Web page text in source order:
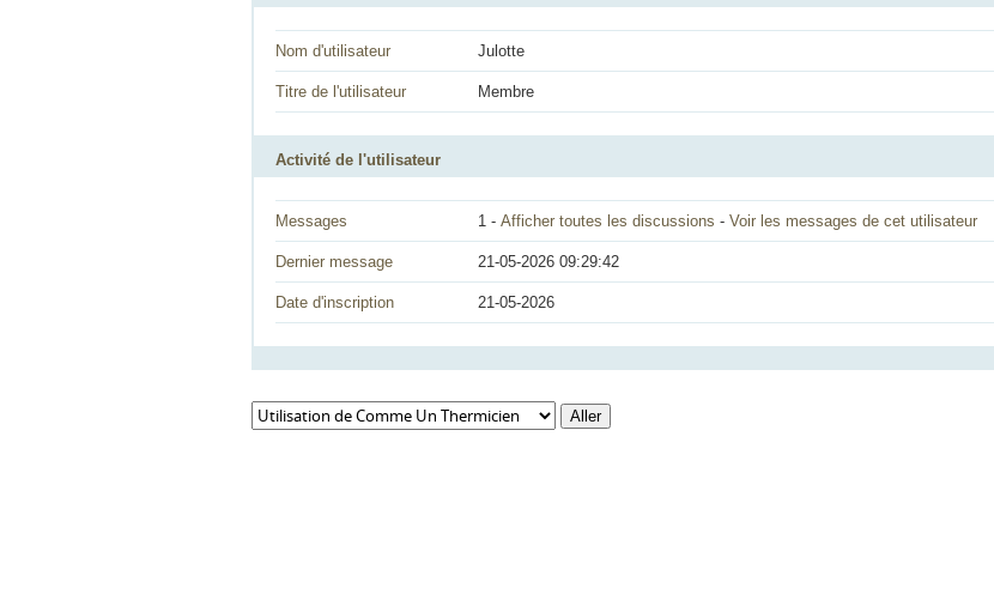
Nom d'utilisateur Julotte
Titre de l'utilisateur Membre
Activité de l'utilisateur
Messages 1 - Afficher toutes les discussions - Voir les messages de cet utilisateur
Dernier message 21-05-2026 09:29:42
Date d'inscription 21-05-2026